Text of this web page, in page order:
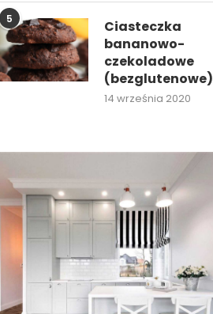
5
Ciasteczka
bananowo-
czekoladowe
(bezglutenowe)
14 września 2020